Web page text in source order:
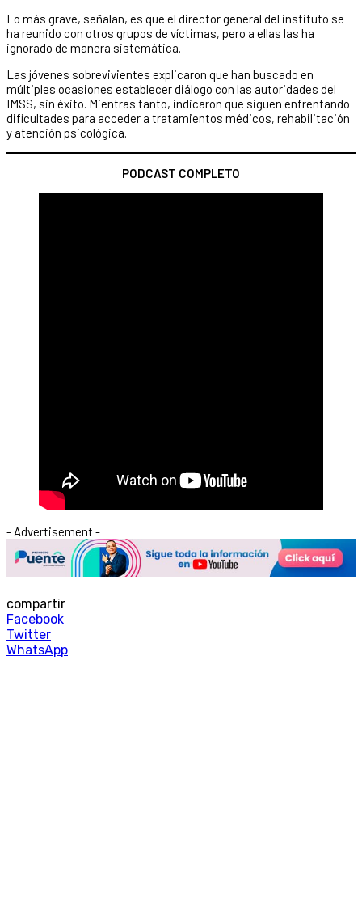
Lo más grave, señalan, es que el director general del instituto se
ha reunido con otros grupos de víctimas, pero a ellas las ha
ignorado de manera sistemática.
Las jóvenes sobrevivientes explicaron que han buscado en
múltiples ocasiones establecer diálogo con las autoridades del
IMSS, sin éxito. Mientras tanto, indicaron que siguen enfrentando
dificultades para acceder a tratamientos médicos, rehabilitación
y atención psicológica.
PODCAST COMPLETO
- Advertisement -
compartir
Facebook
Twitter
WhatsApp